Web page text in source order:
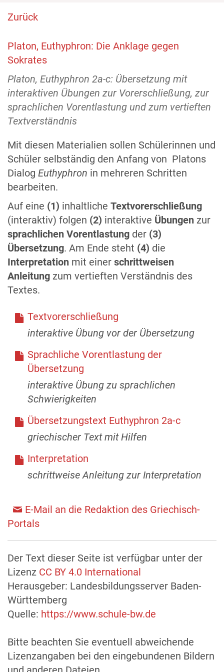
Zurück
Platon, Euthyphron: Die Anklage gegen
Sokrates
Platon, Euthyphron 2a-c: Übersetzung mit
interaktiven Übungen zur Vorerschließung, zur
sprachlichen Vorentlastung und zum vertieften
Textverständnis
Mit diesen Materialien sollen Schülerinnen und
Schüler selbständig den Anfang von Platons
Dialog Euthyphron in mehreren Schritten
bearbeiten.
Auf eine (1) inhaltliche Textvorerschließung
(interaktiv) folgen (2) interaktive Übungen zur
sprachlichen Vorentlastung der (3)
Übersetzung. Am Ende steht (4) die
Interpretation mit einer schrittweisen
Anleitung zum vertieften Verständnis des
Textes.
Textvorerschließung
interaktive Übung vor der Übersetzung
Sprachliche Vorentlastung der
Übersetzung
interaktive Übung zu sprachlichen
Schwierigkeiten
Übersetzungstext Euthyphron 2a-c
griechischer Text mit Hilfen
Interpretation
schrittweise Anleitung zur Interpretation
E-Mail an die Redaktion des Griechisch-
Portals
Der Text dieser Seite ist verfügbar unter der
Lizenz CC BY 4.0 International
Herausgeber: Landesbildungsserver Baden-
Württemberg
Quelle: https://www.schule-bw.de
Bitte beachten Sie eventuell abweichende
Lizenzangaben bei den eingebundenen Bildern